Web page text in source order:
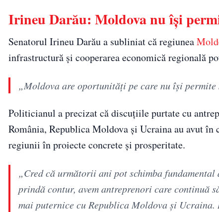
Irineu Darău: Moldova nu își
Senatorul Irineu Darău a subliniat că regiunea
infrastructură și cooperarea economică regională
„Moldova are oportunități pe care nu își
Politicianul a precizat că discuțiile purtate cu
România, Republica Moldova și Ucraina au avut
regiunii în proiecte concrete și prosperitate.
„Cred că următorii ani pot schimba
prindă contur, avem antreprenori care continuă
mai puternice cu Republica Moldova și